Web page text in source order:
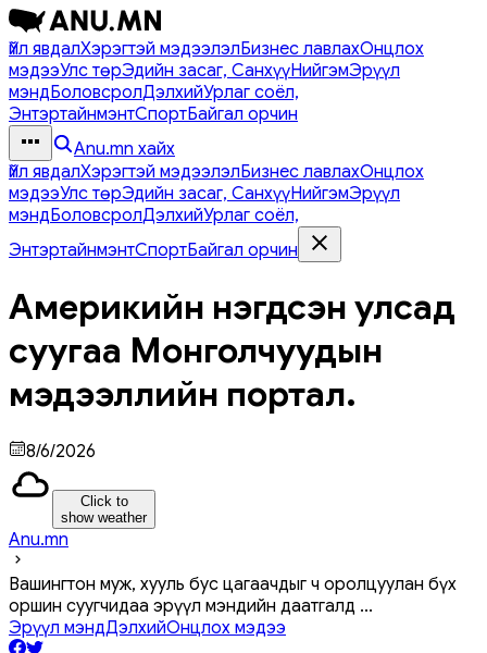
Үйл явдалХэрэгтэй мэдээлэлБизнес лавлахОнцлох
мэдээУлс төрЭдийн засаг, СанхүүНийгэмЭрүүл
мэндБоловсролДэлхийУрлаг соёл,
ЭнтэртайнмэнтСпортБайгал орчин
Anu.mn хайх
Үйл явдалХэрэгтэй мэдээлэлБизнес лавлахОнцлох
мэдээУлс төрЭдийн засаг, СанхүүНийгэмЭрүүл
мэндБоловсролДэлхийУрлаг соёл,
ЭнтэртайнмэнтСпортБайгал орчин
Америкийн нэгдсэн улсад
суугаа Монголчуудын
мэдээллийн портал.
8/6/2026
Click to
show weather
Anu.mn
Вашингтон муж, хууль бус цагаачдыг ч оролцуулан бүх
оршин суугчидаа эрүүл мэндийн даатгалд ...
Эрүүл мэндДэлхийОнцлох мэдээ